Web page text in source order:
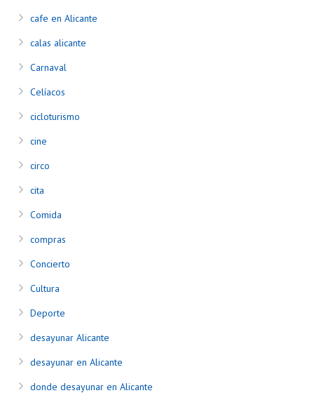
cafe en Alicante
calas alicante
Carnaval
Celíacos
cicloturismo
cine
circo
cita
Comida
compras
Concierto
Cultura
Deporte
desayunar Alicante
desayunar en Alicante
donde desayunar en Alicante